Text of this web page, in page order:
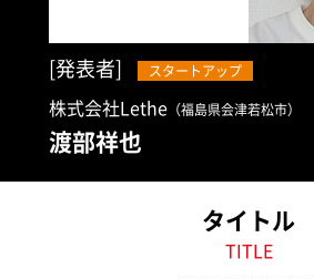
[発表者] スタートアップ
株式会社Lethe （福島県会津若松市）
渡部祥也
タイトル
TITLE